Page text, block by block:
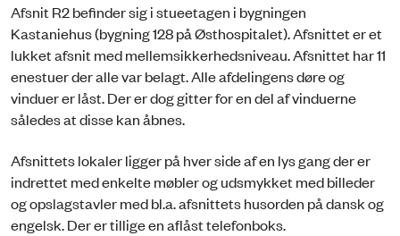
Afsnit R2 befinder sig i stueetagen i bygningen
Kastaniehus (bygning 128 på Østhospitalet). Afsnittet er et
lukket afsnit med mellemsikkerhedsniveau. Afsnittet har 11
enestuer der alle var belagt. Alle afdelingens døre og
vinduer er låst. Der er dog gitter for en del af vinduerne
således at disse kan åbnes.
Afsnittets lokaler ligger på hver side af en lys gang der er
indrettet med enkelte møbler og udsmykket med billeder
og opslagstavler med bl.a. afsnittets husorden på dansk og
engelsk. Der er tillige en aflåst telefonboks.